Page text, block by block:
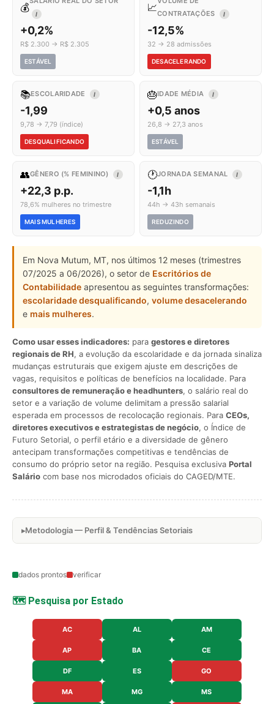
💰
I
+0,2%
R$ 2.300 → R$ 2.305
ESTÁVEL
📈CONTRATAÇÕES
I
-12,5%
32 → 28 admissões
DESACELERANDO
📚ESCOLARIDADE I
-1,99
9,78 → 7,79 (índice)
DESQUALIFICANDO
🎂IDADE MÉDIA I
+0,5 anos
26,8 → 27,3 anos
ESTÁVEL
👥GÊNERO (% FEMININO) I
+22,3 p.p.
78,6% mulheres no trimestre
MAIS MULHERES
🕐JORNADA SEMANAL I
-1,1h
44h → 43h semanais
REDUZINDO
Em Nova Mutum, MT, nos últimos 12 meses (trimestres
07/2025 a 06/2026), o setor de Escritórios de
Contabilidade apresentou as seguintes transformações:
escolaridade desqualificando, volume desacelerando
e mais mulheres.
Como usar esses indicadores: para gestores e diretores
regionais de RH, a evolução da escolaridade e da jornada sinaliza
mudanças estruturais que exigem ajuste em descrições de
vagas, requisitos e políticas de benefícios na localidade. Para
consultores de remuneração e headhunters, o salário real do
setor e a variação de volume delimitam a pressão salarial
esperada em processos de recolocação regionais. Para CEOs,
diretores executivos e estrategistas de negócio, o Índice de
Futuro Setorial, o perfil etário e a diversidade de gênero
antecipam transformações competitivas e tendências de
consumo do próprio setor na região. Pesquisa exclusiva Portal
Salário com base nos microdados oficiais do CAGED/MTE.
Metodologia — Perfil & Tendências Setoriais
dados prontos verificar
🗺️ Pesquisa por Estado
AC AL AM
AP BA CE
DF ES GO
MA MG MS